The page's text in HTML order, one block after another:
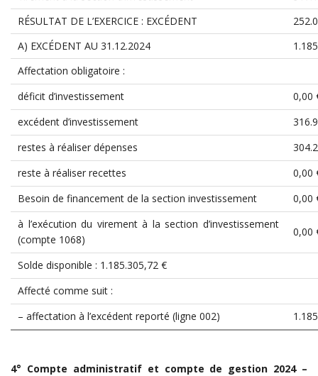
RÉSULTAT DE L’EXERCICE : EXCÉDENT
A) EXCÉDENT AU 31.12.2024
Affectation obligatoire :
déficit d’investissement
0,00
excédent d’investissement
restes à réaliser dépenses
reste à réaliser recettes
0,00
Besoin de financement de la section investissement
0,00
à l’exécution du virement à la section d’investissement
(compte 1068)
0,00
Solde disponible : 1.185.305,72 €
Affecté comme suit :
– affectation à l’excédent reporté (ligne 002)
4° Compte administratif et compte de gestion 2024 –